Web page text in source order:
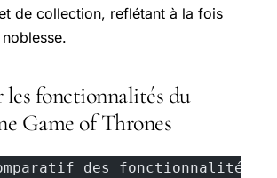
de collection, reflétant à la fois
les fonctionnalités du
Game of Thrones
des fonctionnalités du